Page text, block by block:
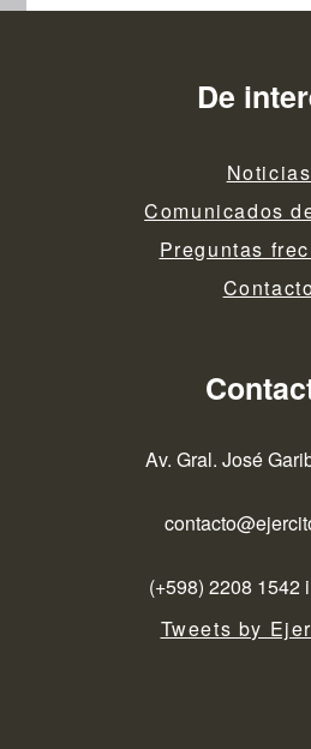
De
Noticias
Comunicados
Preguntas
Av. Gral. José
(+598) 2208 1542
Tweets by